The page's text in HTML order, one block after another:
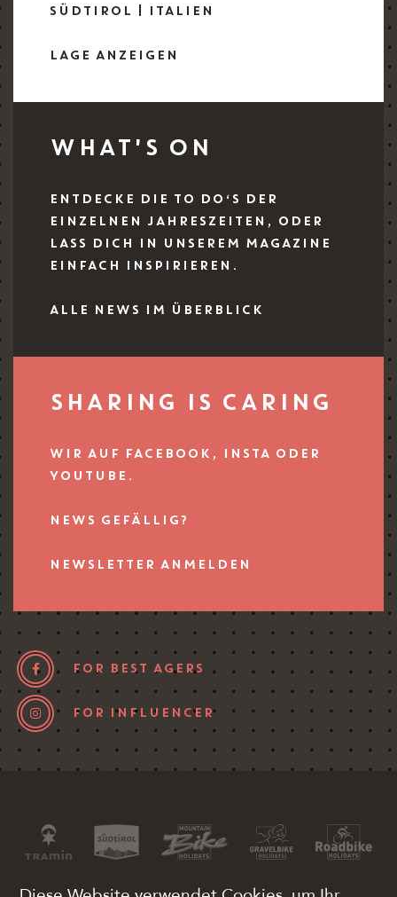
SÜDTIROL | ITALIEN
LAGE ANZEIGEN
WHAT'S ON
ENTDECKE DIE TO DO‘S DER
EINZELNEN JAHRESZEITEN, ODER
LASS DICH IN UNSEREM MAGAZINE
EINFACH INSPIRIEREN.
ALLE NEWS IM ÜBERBLICK
SHARING IS CARING
WIR AUF FACEBOOK, INSTA ODER
YOUTUBE.
NEWS GEFÄLLIG?
NEWSLETTER ANMELDEN
FOR BEST AGERS
FOR INFLUENCER